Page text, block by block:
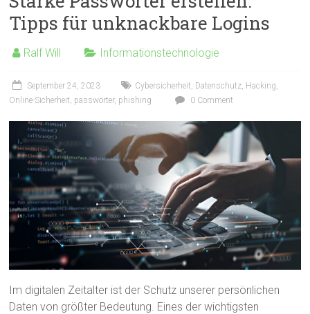
Tipps für unknackbare Logins
Ralf Will Informationstechnologie
September 24, 2023 Cybersicherheit, Datenschutz, Hacking,
Online-Sicherheit, passwörter, phishing 0 Comment
Im digitalen Zeitalter ist der Schutz unserer persönlichen
Daten von größter Bedeutung. Eines der wichtigsten